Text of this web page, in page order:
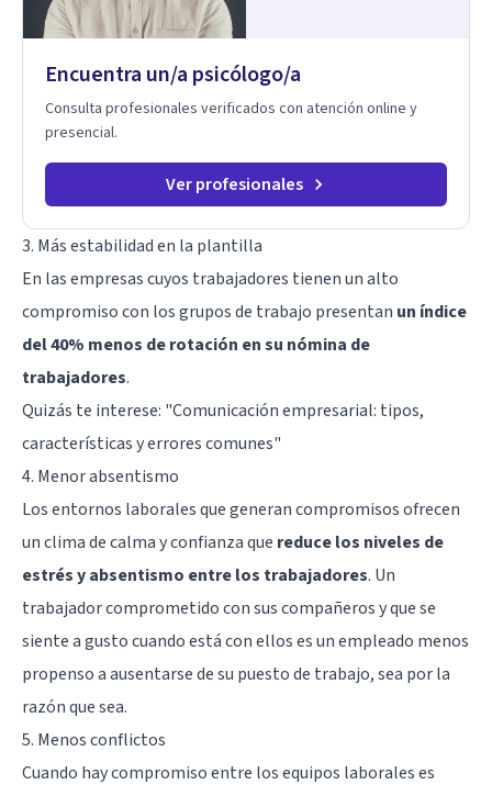
Terapia de exposición Terapia de juego para niños
Tratamiento de Traumas y Trastornos de Estrés
a superar experiencias traumáticas y mejorar tu calidad de
vida. Tratamiento de Adicciones.
Encuentra un/a psicólogo/a
Consulta profesionales verificados con atención online y
presencial.
Ver profesionales
3. Más estabilidad en la plantilla
En las empresas cuyos trabajadores tienen un alto
compromiso con los grupos de trabajo presentan un índice
del 40% menos de rotación en su nómina de
trabajadores.
Quizás te interese: "Comunicación empresarial: tipos,
características y errores comunes"
4. Menor absentismo
Los entornos laborales que generan compromisos ofrecen
un clima de calma y confianza que reduce los niveles de
estrés y absentismo entre los trabajadores. Un
trabajador comprometido con sus compañeros y que se
siente a gusto cuando está con ellos es un empleado menos
propenso a ausentarse de su puesto de trabajo, sea por la
razón que sea.
5. Menos conflictos
Cuando hay compromiso entre los equipos laborales es